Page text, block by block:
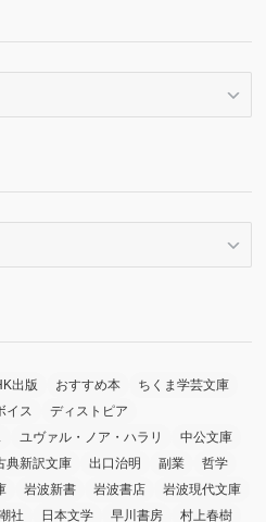
出版 おすすめ本
ちくま学芸文庫
イス
ディストピア
ユヴァル・ノア・ハラリ
中公文庫
典新訳文庫 出口治明 副業
哲学
岩波新書 岩波書店
岩波現代文庫
社 日本文学 早川書房 村上春樹